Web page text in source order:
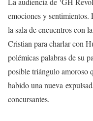
emociones y sentimientos.
la sala de encuentros con
Cristian para charlar con
polémicas palabras de su
posible triángulo amoroso
habido una nueva
concursantes.